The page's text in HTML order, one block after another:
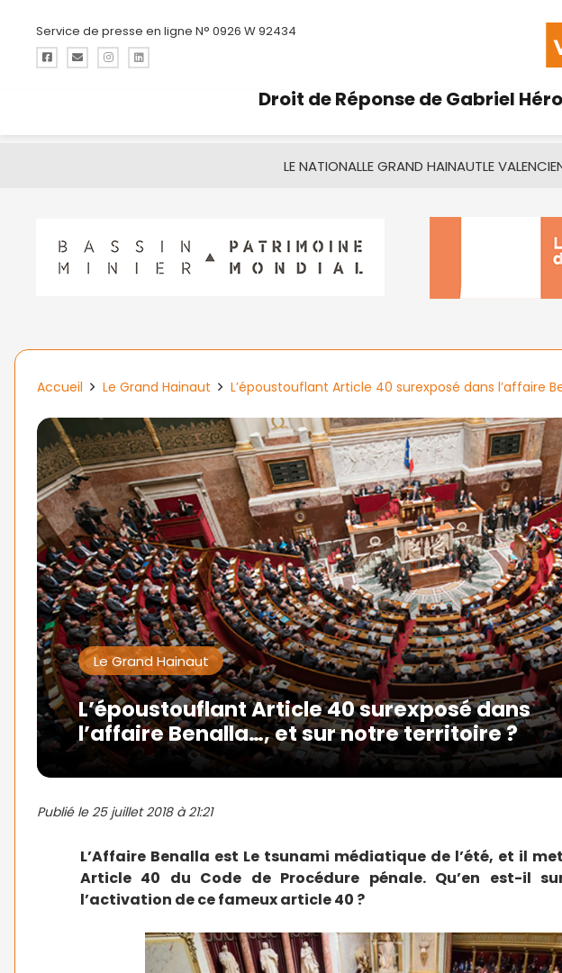
Service de presse en ligne N° 0926 W 92434
Droit de Réponse de Gabriel
LE NATIONALLE GRAND HAINAUTLE
Accueil Le Grand Hainaut L’époustouflant Article 40 surexposé dans l’affaire
Le Grand Hainaut
L’époustouflant Article 40 surexposé dans
l’affaire Benalla…, et sur notre territoire ?
Publié le25 juillet 2018 à 21:21
L’Affaire Benalla est Le tsunami médiatique de l’été, et il
Article 40 du Code de Procédure pénale. Qu’en est-il
l’activation de ce fameux article 40 ?